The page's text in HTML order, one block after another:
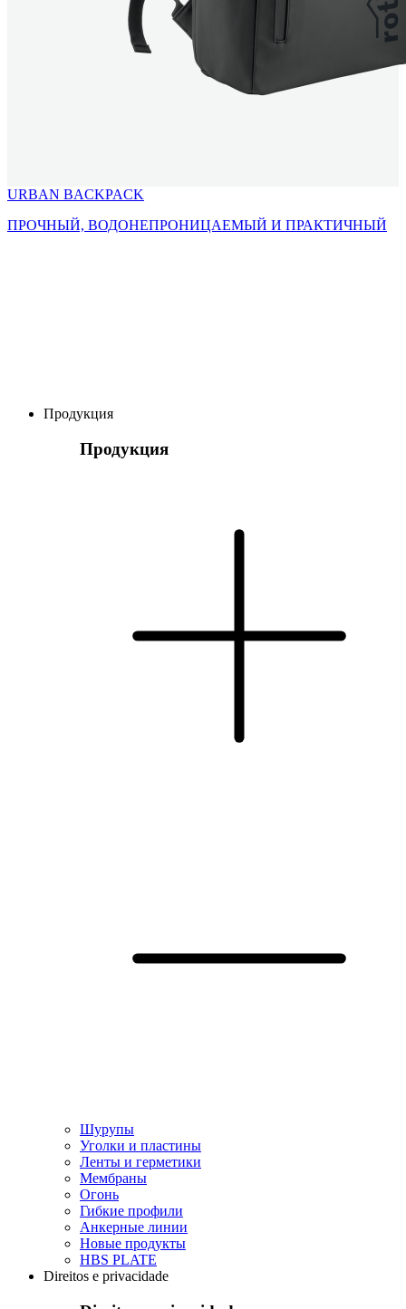
URBAN BACKPACK
ПРОЧНЫЙ, ВОДОНЕПРОНИЦАЕМЫЙ И ПРАКТИЧНЫЙ
Продукция
Продукция
Шурупы
Уголки и пластины
Ленты и герметики
Мембраны
Огонь
Гибкие профили
Анкерные линии
Hовые продукты
HBS PLATE
Direitos e privacidade